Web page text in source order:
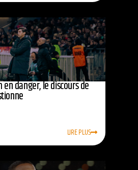
en danger, le discours de
LIRE PLUS